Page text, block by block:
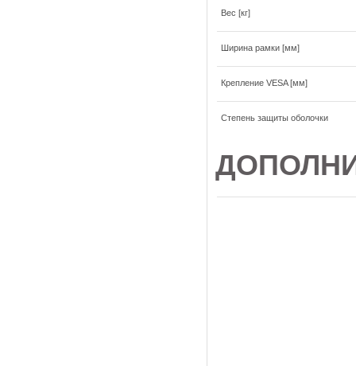
Вес [кг]
Ширина рамки [мм]
Крепление VESA [мм]
Степень защиты оболочки